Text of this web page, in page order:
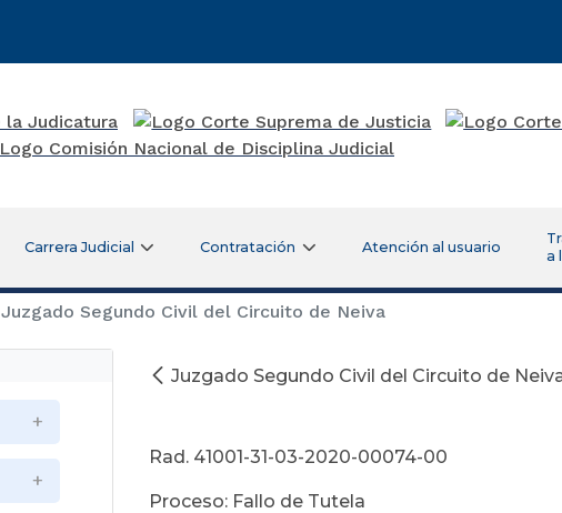
Carrera Judicial Contratación Atención al usuario
a
Juzgado Segundo Civil del Circuito de Neiva
Juzgado Segundo Civil del Circuito de
Abril 22
Rad. 41001-31-03-2020-00074-00
Proceso: Fallo de Tutela